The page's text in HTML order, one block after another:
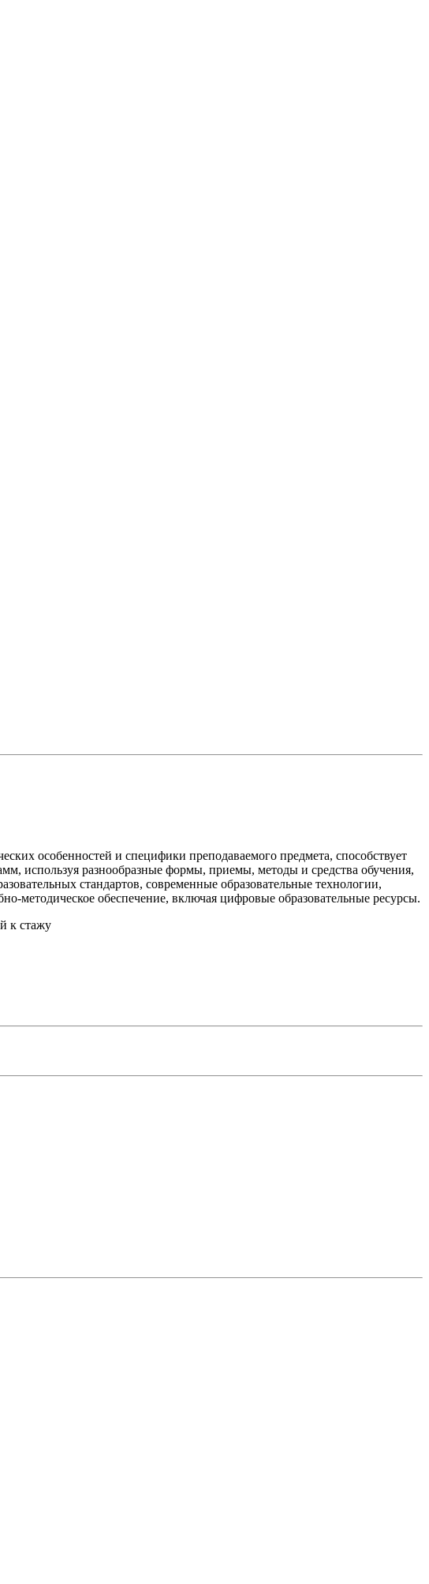
особенностей и специфики преподаваемого предмета, способствует
используя разнообразные формы, приемы, методы и средства обучения,
стандартов, современные образовательные технологии,
обеспечение, включая цифровые образовательные ресурсы.
к стажу